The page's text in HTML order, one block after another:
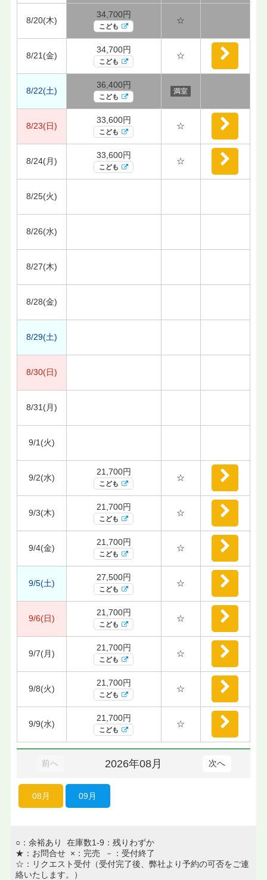
8/20(木)
34,700円
こども
☆
8/21(金)
34,700円
こども
☆
8/22(土)
36,400円
こども
満室
8/23(日)
33,600円
こども
☆
8/24(月)
33,600円
こども
☆
8/25(火)
8/26(水)
8/27(木)
8/28(金)
8/29(土)
8/30(日)
8/31(月)
9/1(火)
9/2(水)
21,700円
こども
☆
9/3(木)
21,700円
こども
☆
9/4(金)
21,700円
こども
☆
9/5(土)
27,500円
こども
☆
9/6(日)
21,700円
こども
☆
9/7(月)
21,700円
こども
☆
9/8(火)
21,700円
こども
☆
9/9(水)
21,700円
こども
☆
前へ 2026年08月 次へ
08月 09月
○：余裕あり 在庫数1-9：残りわずか
★：お問合せ ×：完売 －：受付終了
☆：リクエスト受付（受付完了後、弊社より予約の可否をご連
絡いたします。）